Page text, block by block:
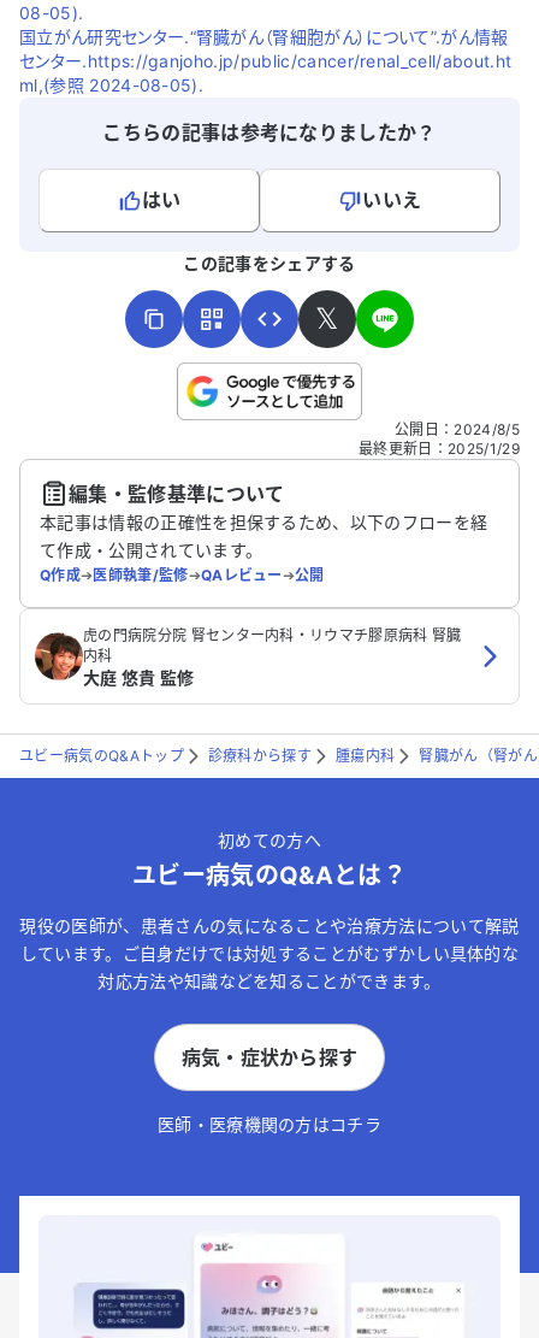
08-05).
国立がん研究センター.“腎臓がん（腎細胞がん）について”.がん情報
センター.https://ganjoho.jp/public/cancer/renal_cell/about.ht
ml,(参照 2024-08-05).
こちらの記事は参考になりましたか？
はい
いいえ
こちらは送信専用のフォームです。氏名やご自身の病気の詳細な
送信する
この記事をシェアする
𝕏
公開日 ： 2024/8/5
最終更新日 ： 2025/1/29
編集・監修基準について
本記事は情報の正確性を担保するため、以下のフローを経
て作成・公開されています。
Q作成➔医師執筆/監修➔QAレビュー➔公開
虎の門病院分院 腎センター内科・リウマチ膠原病科 腎臓
内科
大庭 悠貴 監修
ユビー病気のQ&Aトップ 診療科から探す 腫瘍内科 腎臓がん（腎が
初めての方へ
ユビー病気のQ&Aとは？
現役の医師が、患者さんの気になることや治療方法について解説
しています。ご自身だけでは対処することがむずかしい具体的な
対応方法や知識などを知ることができます。
病気・症状から探す
医師・医療機関の方はコチラ